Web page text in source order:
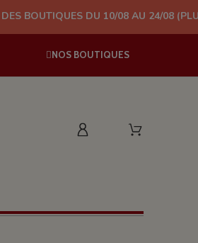
DU 10/08 AU 24/08 (PLUS
NOS BOUTIQUES